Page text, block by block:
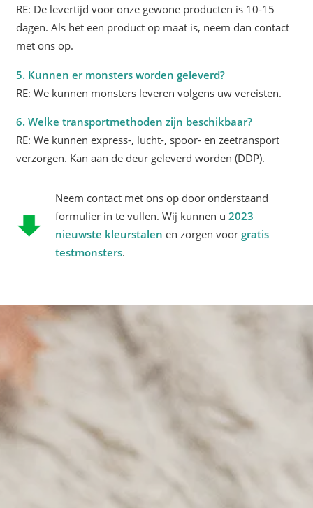
RE: De levertijd voor onze gewone producten is 10-15
dagen. Als het een product op maat is, neem dan contact
met ons op.
5. Kunnen er monsters worden geleverd?
RE: We kunnen monsters leveren volgens uw vereisten.
6. Welke transportmethoden zijn beschikbaar?
RE: We kunnen express-, lucht-, spoor- en zeetransport
verzorgen. Kan aan de deur geleverd worden (DDP).
Neem contact met ons op door onderstaand
formulier in te vullen. Wij kunnen u 2023
nieuwste kleurstalen en zorgen voorgratis
testmonsters.